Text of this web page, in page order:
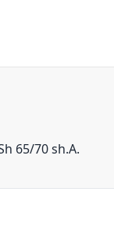
65/70 sh.A.